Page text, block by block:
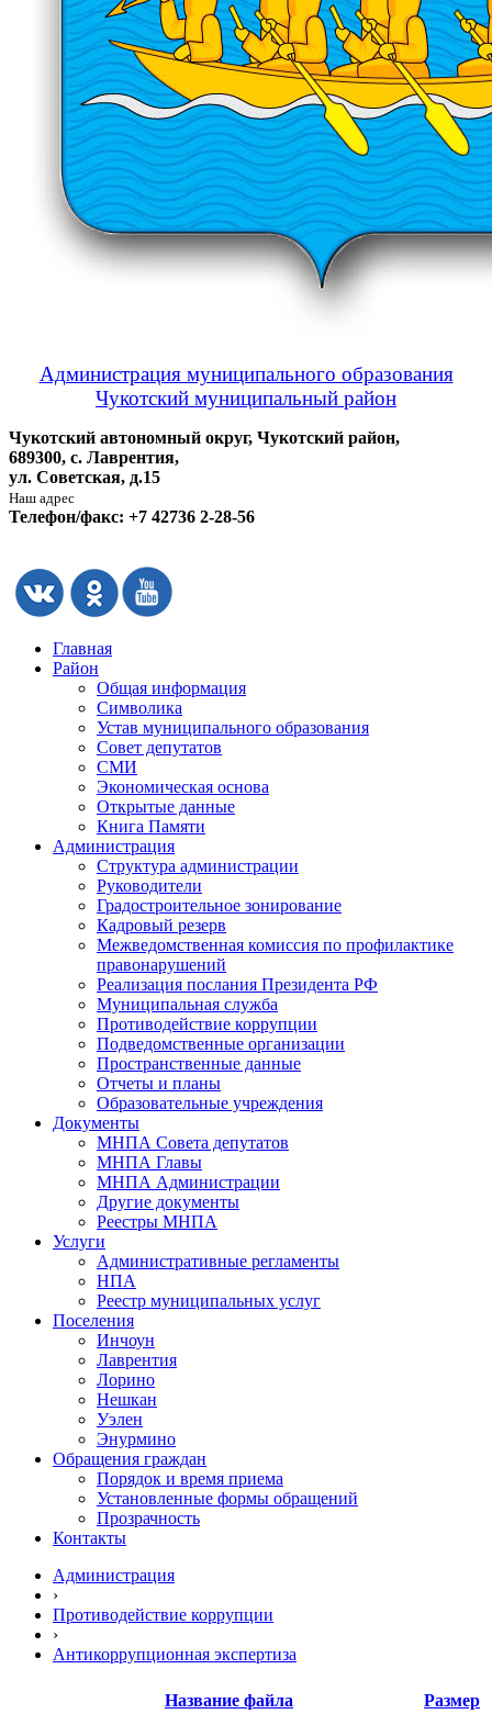
Администрация муниципального образования
Чукотский муниципальный район
Чукотский автономный округ, Чукотский район,
689300, с. Лаврентия,
ул. Советская, д.15
Наш адрес
Телефон/факс: +7 42736 2-28-56
Главная
Район
Общая информация
Символика
Устав муниципального образования
Совет депутатов
СМИ
Экономическая основа
Открытые данные
Книга Памяти
Администрация
Структура администрации
Руководители
Градостроительное зонирование
Кадровый резерв
Межведомственная комиссия по профилактике
правонарушений
Реализация послания Президента РФ
Муниципальная служба
Противодействие коррупции
Подведомственные организации
Пространственные данные
Отчеты и планы
Образовательные учреждения
Документы
МНПА Совета депутатов
МНПА Главы
МНПА Администрации
Другие документы
Реестры МНПА
Услуги
Административные регламенты
НПА
Реестр муниципальных услуг
Поселения
Инчоун
Лаврентия
Лорино
Нешкан
Уэлен
Энурмино
Обращения граждан
Порядок и время приема
Установленные формы обращений
Прозрачность
Контакты
Администрация
›
Противодействие коррупции
›
Антикоррупционная экспертиза
Название файла
Размер